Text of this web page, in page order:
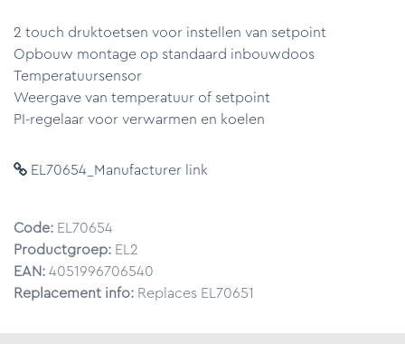
2 touch druktoetsen voor instellen van setpoint
Opbouw montage op standaard inbouwdoos
Temperatuursensor
Weergave van temperatuur of setpoint
PI-regelaar voor verwarmen en koelen
EL70654_Manufacturer link
Code: EL70654
Productgroep: EL2
EAN: 4051996706540
Replacement info: Replaces EL70651